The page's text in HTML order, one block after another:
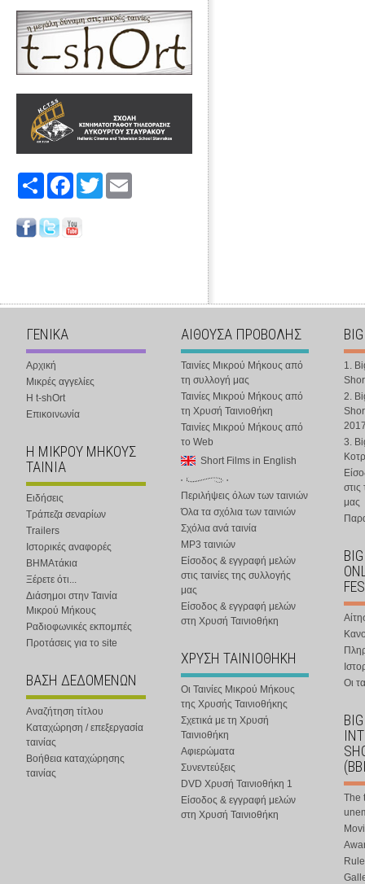
Share FacebookTwitter
ΓΕΝΙΚΑ
Αρχική
Μικρές αγγελίες
Η t-shOrt
Επικοινωνία
Η ΜΙΚΡΟΥ ΜΗΚΟΥΣ
ΤΑΙΝΙΑ
Ειδήσεις
Τράπεζα σεναρίων
Trailers
Ιστορικές αναφορές
ΒΗΜΑτάκια
Ξέρετε ότι...
Διάσημοι στην Ταινία
Μικρού Μήκους
Ραδιοφωνικές εκπομπές
Προτάσεις για το site
ΒΑΣΗ ΔΕΔΟΜΕΝΩΝ
Αναζήτηση τίτλου
Καταχώρηση / επεξεργασία
ταινίας
Βοήθεια καταχώρησης
ταινίας
ΑΙΘΟΥΣΑ ΠΡΟΒΟΛΗΣ
Ταινίες Μικρού Μήκους από
τη συλλογή μας
Ταινίες Μικρού Μήκους από
τη Χρυσή Ταινιοθήκη
Ταινίες Μικρού Μήκους από
το Web
Short Films in English
Περιλήψεις όλων των ταινιών
Όλα τα σχόλια των ταινιών
Σχόλια ανά ταινία
MP3 ταινιών
Είσοδος & εγγραφή μελών
στις ταινίες της συλλογής
μας
Είσοδος & εγγραφή μελών
στη Χρυσή Ταινιοθήκη
ΧΡΥΣΗ ΤΑΙΝΙΟΘΗΚΗ
Οι Ταινίες Μικρού Μήκους
της Χρυσής Ταινιοθήκης
Σχετικά με τη Χρυσή
Ταινιοθήκη
Αφιερώματα
Συνεντεύξεις
DVD Χρυσή Ταινιοθήκη 1
Είσοδος & εγγραφή μελών
στη Χρυσή Ταινιοθήκη
1.
2.
3.
στις
μας
Οι
The